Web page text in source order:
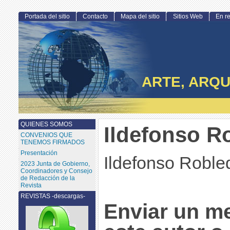
ARTE,
Ildefonso
Ildefonso
Enviar un
Portada del sitio Contacto Mapa del sitio Sitios Web En
QUIENES SOMOS
CONVENIOS QUE
TENEMOS FIRMADOS
Presentación
2023 Junta de Gobierno,
Coordinadores y Consejo
de Redacción de la
Revista
REVISTAS -descargas-